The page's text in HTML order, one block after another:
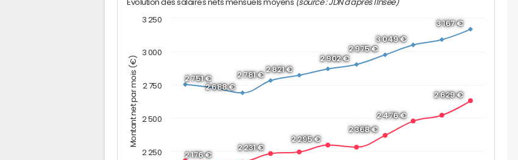
Montant net par mois (€)
Evolution des salaires nets mensuels moyens (source : JDN d'après l'Insee)
2 176 €
2 231 €
2 295 €
2 368 €
2 476 €
2 629 €
2 751 €
2 688 €
2 781 €
2 821 €
2 902 €
2 975 €
3 049 €
3 167 €
2 250
2 500
2 750
3 000
3 250